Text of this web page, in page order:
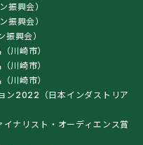
振興会）
振興会）
興会）
川崎市）
川崎市）
川崎市）
ン2022（日本インダストリア
リスト・オーディエンス賞